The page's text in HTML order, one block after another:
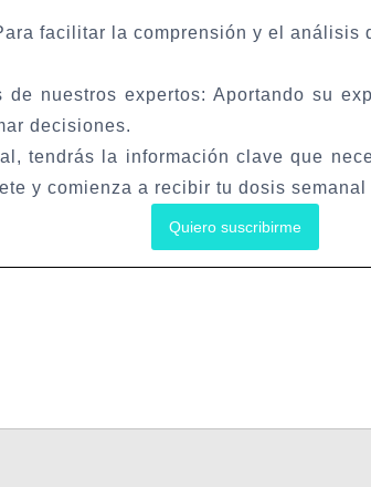
facilitar la comprensión y el análisis
de nuestros expertos: Aportando su
decisiones.
tendrás la información clave que
y comienza a recibir tu dosis
Quiero suscribirme